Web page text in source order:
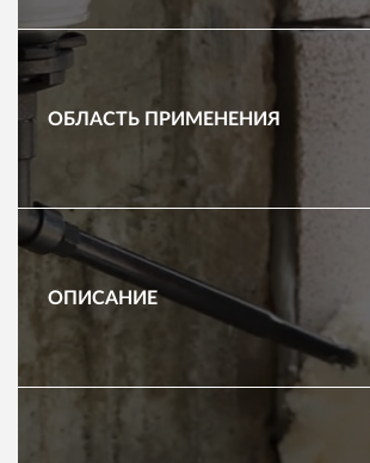
ОБЛАСТЬ ПРИМЕНЕНИЯ
ОПИСАНИЕ